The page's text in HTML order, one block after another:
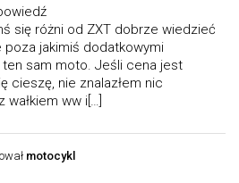
się różni od ZXT dobrze wiedzieć
poza jakimiś dodatkowymi
ten sam moto. Jeśli cena jest
cieszę, nie znalazłem nic
ww i[…]
motocykl